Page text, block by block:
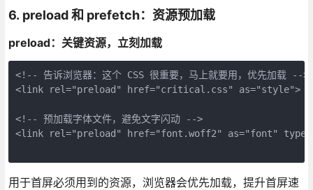
6. preload 和 prefetch：资源预加载
preload：关键资源，立刻加载
<!-- 告诉浏览器：这个 CSS 很重要，马上就要用，优先加载 -->
<link rel="preload" href="critical.css" as="style">
<!-- 预加载字体文件，避免文字闪动 -->
<link rel="preload" href="font.woff2" as="font"
用于首屏必须用到的资源，浏览器会优先加载，提升首屏速